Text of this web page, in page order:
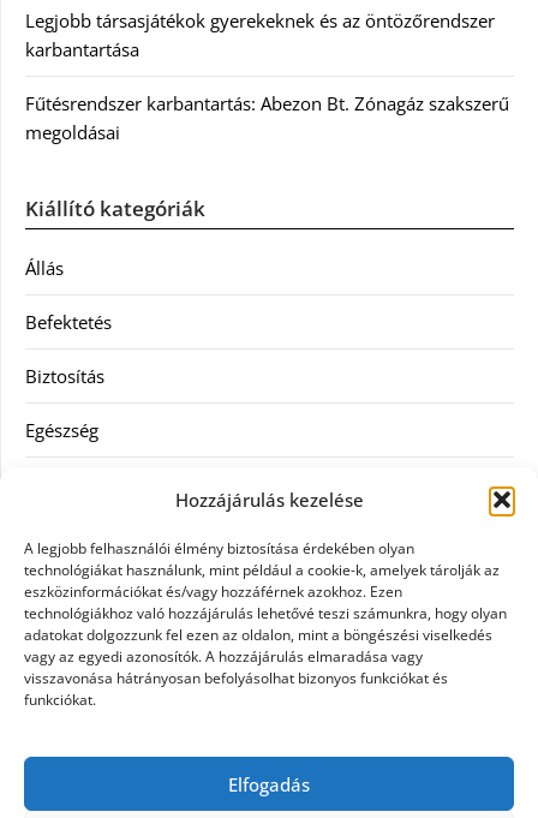
Hozzájárulás kezelése
A legjobb felhasználói élmény biztosítása érdekében olyan
technológiákat használunk, mint például a cookie-k, amelyek tárolják az
eszközinformációkat és/vagy hozzáférnek azokhoz. Ezen
technológiákhoz való hozzájárulás lehetővé teszi számunkra, hogy olyan
adatokat dolgozzunk fel ezen az oldalon, mint a böngészési viselkedés
vagy az egyedi azonosítók. A hozzájárulás elmaradása vagy
visszavonása hátrányosan befolyásolhat bizonyos funkciókat és
funkciókat.
Elfogadás
Legjobb társasjátékok gyerekeknek és az öntözőrendszer
karbantartása
Fűtésrendszer karbantartás: Abezon Bt. Zónagáz szakszerű
megoldásai
Kiállító kategóriák
Állás
Befektetés
Biztosítás
Egészség
Ingatlan
Művészetek és szórakozás
Múzeumok
Szolgáltatás
Szórakozás
Webáruház